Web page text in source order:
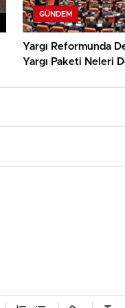
GÜNDEM
Yargı Reformunda
Yargı Paketi Neleri